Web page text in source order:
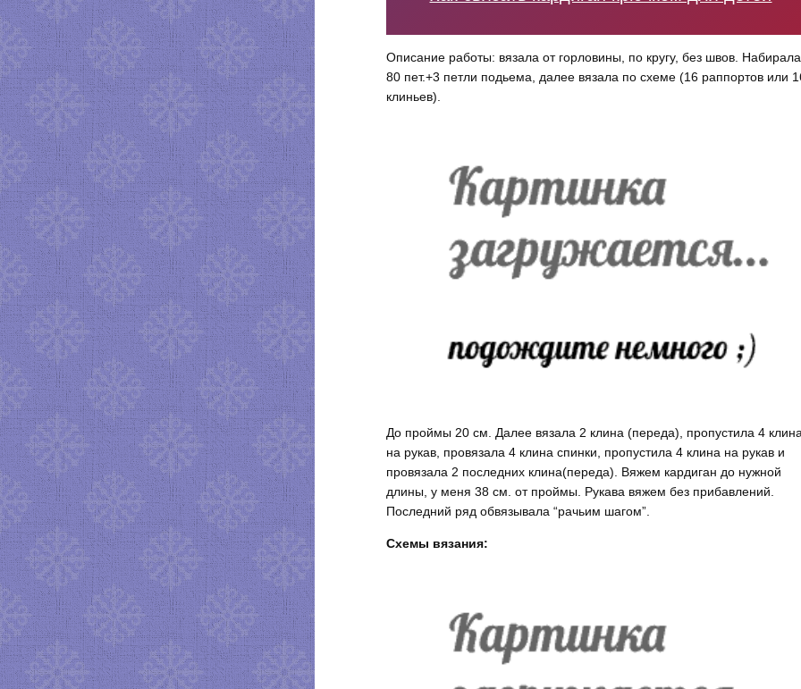
Описание работы: вязала от горловины, по кругу, без швов. Набирала
80 пет.+3 петли подьема, далее вязала по схеме (16 раппортов или
клиньев).
До проймы 20 см. Далее вязала 2 клина (переда), пропустила 4
на рукав, провязала 4 клина спинки, пропустила 4 клина на рукав и
провязала 2 последних клина(переда). Вяжем кардиган до нужной
длины, у меня 38 см. от проймы. Рукава вяжем без прибавлений.
Последний ряд обвязывала “рачьим шагом”.
Схемы вязания: